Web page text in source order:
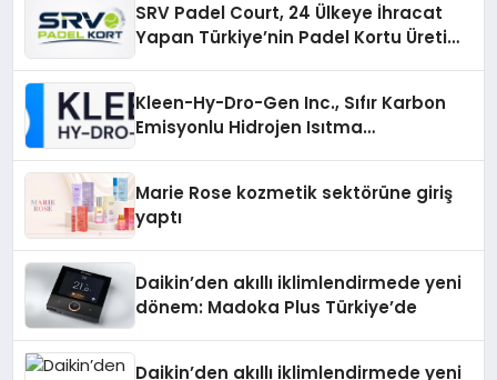
SRV Padel Court, 24 Ülkeye İhracat
Yapan Türkiye’nin Padel Kortu Üretim
Kleen-Hy-Dro-Gen Inc., Sıfır Karbon
Emisyonlu Hidrojen Isıtma
Marie Rose kozmetik sektörüne giriş
yaptı
Daikin’den akıllı iklimlendirmede yeni
dönem: Madoka Plus Türkiye’de
Daikin’den akıllı iklimlendirmede yeni